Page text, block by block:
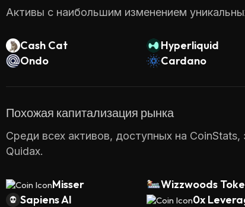
Активы с наибольшим изменением
Cash Cat Hyperliquid
Ondo
Cardano
Похожая капитализация рынка
Среди всех активов, доступных на
Quidax.
Misser Wizzwoods
Sapiens AI
0x